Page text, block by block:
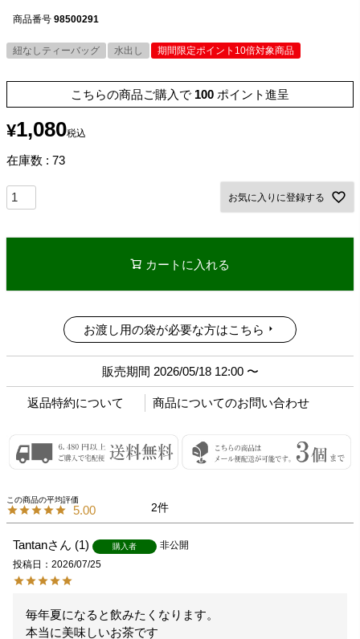
商品番号 98500291
紐なしティーバッグ 水出し 期間限定ポイント10倍対象商品
こちらの商品ご購入で 100 ポイント進呈
¥1,080税込
在庫数 73
お気に入りに登録する
カートに入れる
お渡し用の袋が必要な方はこちら
販売期間 2026/05/18 12:00 〜
返品特約について 商品についてのお問い合わせ
5.00 2
Tantan 1 購入者
非公開
投稿日
2026/07/25
毎年夏になると飲みたくなります。
本当に美味しいお茶です